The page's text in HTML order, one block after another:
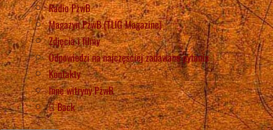
Radio PżwB
Magazyn PżwB (TLIG Magazine)
Zdjęcia i filmy
Odpowiedzi na najczęściej zadawane pytania
Kontakty
Inne witryny PżwB
Back